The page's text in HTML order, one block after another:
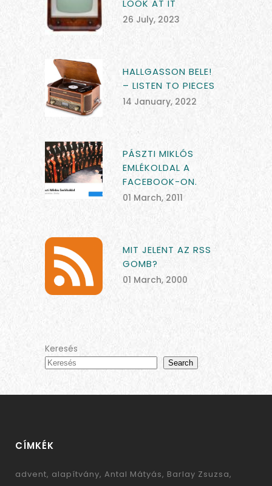
LOOK AT IT
26 July, 2023
HALLGASSON BELE!
– LISTEN TO PIECES
14 January, 2022
PÁSZTI MIKLÓS
EMLÉKOLDAL A
FACEBOOK-ON.
01 March, 2011
MIT JELENT AZ RSS
GOMB?
01 March, 2000
Keresés
Search
CÍMKÉK
advent alapítvány Antal Mátyás Barlay Zsuzsa